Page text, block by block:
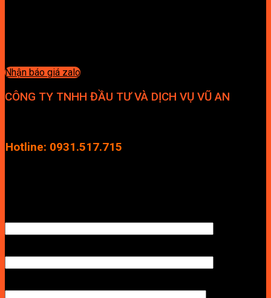
Nhận báo giá zalo
CÔNG TY TNHH ĐẦU TƯ VÀ DỊCH VỤ VŨ AN
Hotline: 0931.517.715